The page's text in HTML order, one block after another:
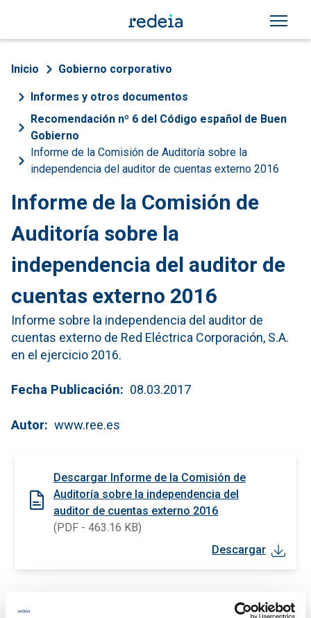
Sobrescribir enlaces de
Inicio Gobierno corporativo
Informes y otros documentos
Recomendación nº 6 del Código español de Buen
Gobierno
Informe de la Comisión de Auditoría sobre la
independencia del auditor de cuentas externo 2016
Informe de la Comisión de
Auditoría sobre la
independencia del auditor de
cuentas externo 2016
Informe sobre la independencia del auditor de
cuentas externo de Red Eléctrica Corporación, S.A.
en el ejercicio 2016.
Fecha Publicación 08.03.2017
Autor www.ree.es
Descargar Informe de la Comisión de
Auditoría sobre la independencia del
auditor de cuentas externo 2016
(PDF - 463.16 KB)
Descargar